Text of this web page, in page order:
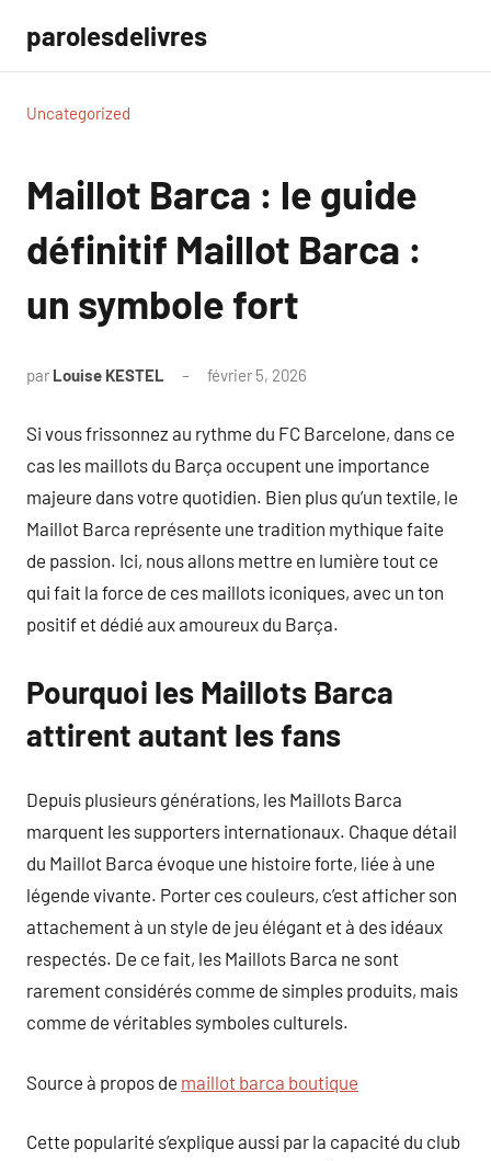
contenu
parolesdelivres
Uncategorized
Maillot Barca : le guide
définitif Maillot Barca :
un symbole fort
par Louise KESTEL février 5, 2026
Si vous frissonnez au rythme du FC Barcelone, dans ce
cas les maillots du Barça occupent une importance
majeure dans votre quotidien. Bien plus qu’un textile, le
Maillot Barca représente une tradition mythique faite
de passion. Ici, nous allons mettre en lumière tout ce
qui fait la force de ces maillots iconiques, avec un ton
positif et dédié aux amoureux du Barça.
Pourquoi les Maillots Barca
attirent autant les fans
Depuis plusieurs générations, les Maillots Barca
marquent les supporters internationaux. Chaque détail
du Maillot Barca évoque une histoire forte, liée à une
légende vivante. Porter ces couleurs, c’est afficher son
attachement à un style de jeu élégant et à des idéaux
respectés. De ce fait, les Maillots Barca ne sont
rarement considérés comme de simples produits, mais
comme de véritables symboles culturels.
Source à propos de maillot barca boutique
Cette popularité s’explique aussi par la capacité du club